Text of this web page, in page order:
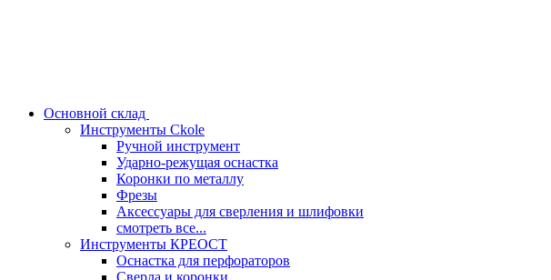
Основной склад
Инструменты Ckole
Ручной инструмент
Ударно‑режущая оснастка
Коронки по металлу
Фрезы
Аксессуары для сверления и шлифовки
смотреть все...
Инструменты КРЕОСТ
Оснастка для перфораторов
Сверла и коронки